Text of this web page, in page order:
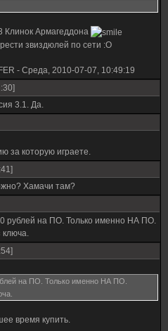
Клинок Армагеддона
звиздюлей по сети :О
- Среда, 2010-07-07, 10:49:19
3.1. Да.
за которую играете.
Хамачи там?
на ПО. Только именно НА ПО.
ключа.
на ПО. Только именно НА ПО.
время купить.